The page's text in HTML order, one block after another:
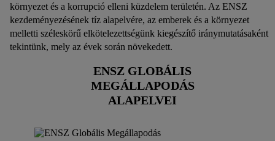
környezet és a korrupció elleni küzdelem területén. Az ENSZ
kezdeményezésének tíz alapelvére, az emberek és a környezet
melletti széleskörű elkötelezettségünk kiegészítő iránymutatásaként
tekintünk, mely az évek során növekedett.
ENSZ GLOBÁLIS
MEGÁLLAPODÁS
ALAPELVEI